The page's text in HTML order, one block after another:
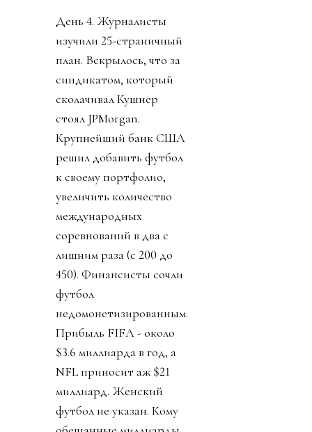
День 4. Журналисты
изучили 25-страничный
план. Вскрылось, что за
синдикатом, который
сколачивал Кушнер
стоял JPMorgan.
Крупнейший банк США
решил добавить футбол
к своему портфолио,
увеличить количество
международных
соревнований в два с
лишним раза (с 200 до
450). Финансисты сочли
футбол
недомонетизированным.
Прибыль FIFA - около
$3.6 миллиарда в год, а
NFL приносит аж $21
миллиард. Женский
футбол не указан. Кому